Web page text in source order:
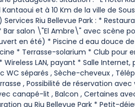
et à 10 Km de la ville de
Services Riu Bellevue Park : *
Bar salon \"El Ambre\" avec
en été) * Piscine d eau douce
* Terrasse-solarium * Club pour
LAN, payant * Salle
WC séparés , Sèche-cheveux ,
, Possibilité de réservation
canapé-lit , Balcon , Certaines
au Riu Bellevue Park * Petit-